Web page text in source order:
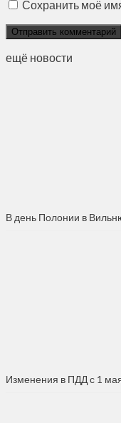
Сохранить моё
ещё новости
В день Полонии в
Изменения в ПДД с 1